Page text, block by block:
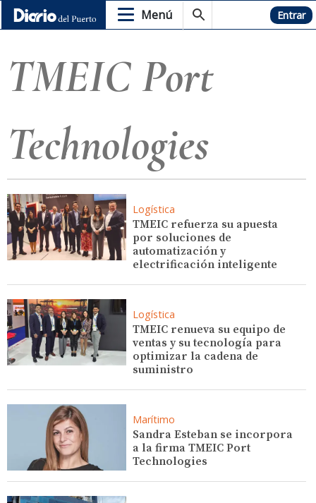
Menú Hemeroteca Entrar
TMEIC Port
Technologies
Logística
TMEIC refuerza su apuesta
por soluciones de
automatización y
electrificación inteligente
Logística
TMEIC renueva su equipo de
ventas y su tecnología para
optimizar la cadena de
suministro
Marítimo
Sandra Esteban se incorpora
a la firma TMEIC Port
Technologies